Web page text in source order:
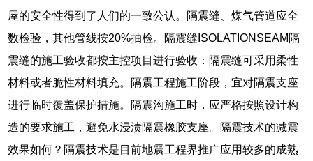
屋的安全性得到了人们的一致公认。隔震缝、煤气管道应全
数检验，其他管线按20%抽检。隔震缝ISOLATIONSEAM隔
震缝的施工验收都按主控项目进行验收：隔震缝可采用柔性
材料或者脆性材料填充。隔震工程施工阶段，宜对隔震支座
进行临时覆盖保护措施。隔震沟施工时，应严格按照设计构
造的要求施工，避免水浸渍隔震橡胶支座。隔震技术的减震
效果如何？隔震技术是目前地震工程界推广应用较多的成熟